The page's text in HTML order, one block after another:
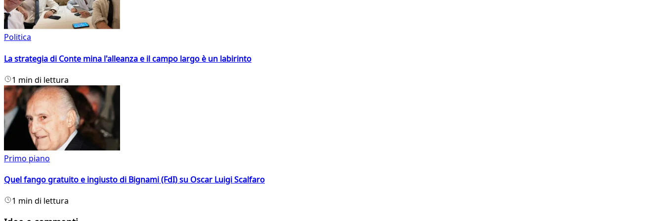
Politica
La strategia di Conte mina l'alleanza e il campo largo è un labirinto
1 min di lettura
Primo piano
Quel fango gratuito e ingiusto di Bignami (FdI) su Oscar Luigi Scalfaro
1 min di lettura